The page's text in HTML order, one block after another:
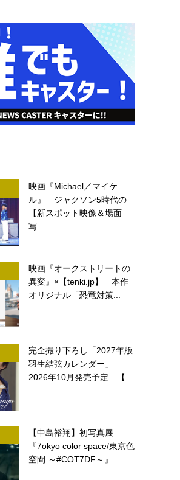
映画『Michael／マイケ
ル』 ジャクソン5時代の
【新スポット映像＆場面
写...
映画『オークストリートの
異変』×【tenki.jp】 本作
オリジナル「恐竜対策...
完全撮り下ろし「2027年版
羽生結弦カレンダー」
2026年10月発売予定 【...
【中島裕翔】初写真展
『7okyo color space/東京色
空間 ～#COT7DF～』 ...